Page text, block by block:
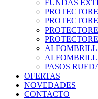
FUNDAS
PASOS
OFERTAS
NOVEDADES
CONTACTO